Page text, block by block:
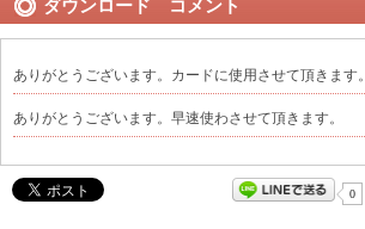
ダウンロード コメント
ありがとうございます。カードに使用させて頂きます。
ありがとうございます。早速使わさせて頂きます。
0